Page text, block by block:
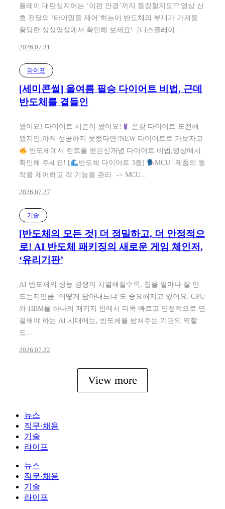
플레이 대란심지어는 ‘이런 안경’까지 등장할지도?? 영상 신
호 전달의 ‘타이밍을 제어’하는이 반도체의 부재가 가져올
황당한 상상영상에서 확인해 보세요! [디스플레이...
2026.07.31
라이프
[세미콘썰] 올여름 필승 다이어트 비법, 근데
반도체를 곁들인
왔어요! 다이어트 시즌이 왔어요!
온갖 다이어트 도전해
봤지만,아직 성공하지 못했다면?NEW 다이어트로 가보자고
반도체에서 힌트를 얻은신개념 다이어트 비법,영상에서
확인해 주세요! [
반도체 다이어트 3종]
MCU⠀제품의 동
작을 제어하고 각 기능을 관리⠀-> MCU...
2026.07.27
기술
[반도체의 모든 것] 더 정밀하고, 더 안정적으
로! AI 반도체 패키징의 새로운 게임 체인저,
‘유리기판’
AI 반도체의 성능 경쟁이 치열해질수록, 칩을 얼마나 잘 만
드는지만큼 ‘어떻게 담아내느냐’도 중요해지고 있어요. GPU
와 HBM을 하나의 패키지 안에서 더욱 빠르고 안정적으로 연
결해야 하는 AI 시대에는, 반도체를 받쳐주는 기판의 역할
도...
2026.07.22
View more
뉴스
직무·채용
기술
라이프
뉴스
직무·채용
기술
라이프